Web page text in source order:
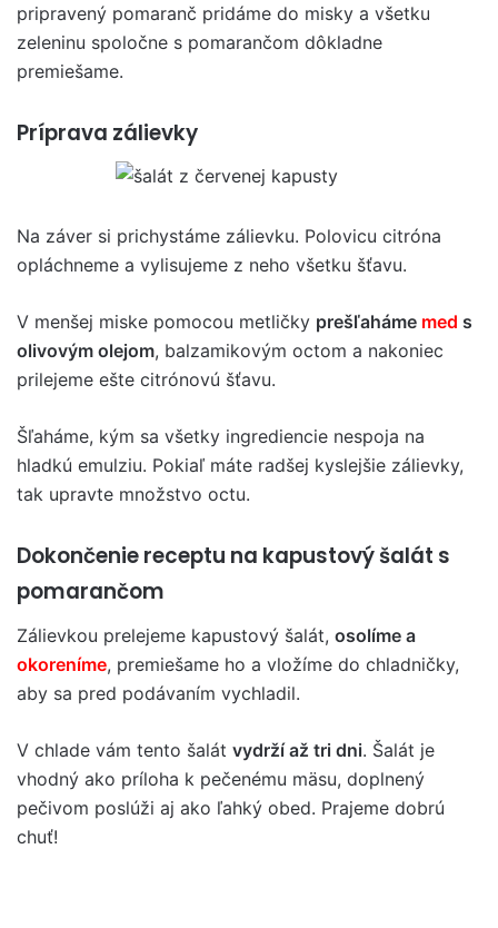
pripravený pomaranč pridáme do misky a všetku
zeleninu spoločne s pomarančom dôkladne
premiešame.
Príprava zálievky
Na záver si prichystáme zálievku. Polovicu citróna
opláchneme a vylisujeme z neho všetku šťavu.
V menšej miske pomocou metličky prešľaháme med s
olivovým olejom, balzamikovým octom a nakoniec
prilejeme ešte citrónovú šťavu.
Šľaháme, kým sa všetky ingrediencie nespoja na
hladkú emulziu. Pokiaľ máte radšej kyslejšie zálievky,
tak upravte množstvo octu.
Dokončenie receptu na kapustový šalát s
pomarančom
Zálievkou prelejeme kapustový šalát, osolíme a
okoreníme, premiešame ho a vložíme do chladničky,
aby sa pred podávaním vychladil.
V chlade vám tento šalát vydrží až tri dni. Šalát je
vhodný ako príloha k pečenému mäsu, doplnený
pečivom poslúži aj ako ľahký obed. Prajeme dobrú
chuť!